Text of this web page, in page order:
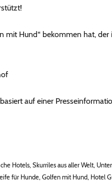
mit Hund“ bekommen hat,
auf einer
Hotels,Skurriles aus aller Welt,
für Hunde,Golfen mit Hund, Hotel